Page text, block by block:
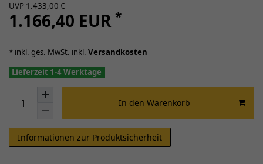
UVP 1.433,00 €
1.166,40 EUR *
* inkl. ges. MwSt. inkl. Versandkosten
Lieferzeit 1-4 Werktage
In den Warenkorb
Informationen zur Produktsicherheit